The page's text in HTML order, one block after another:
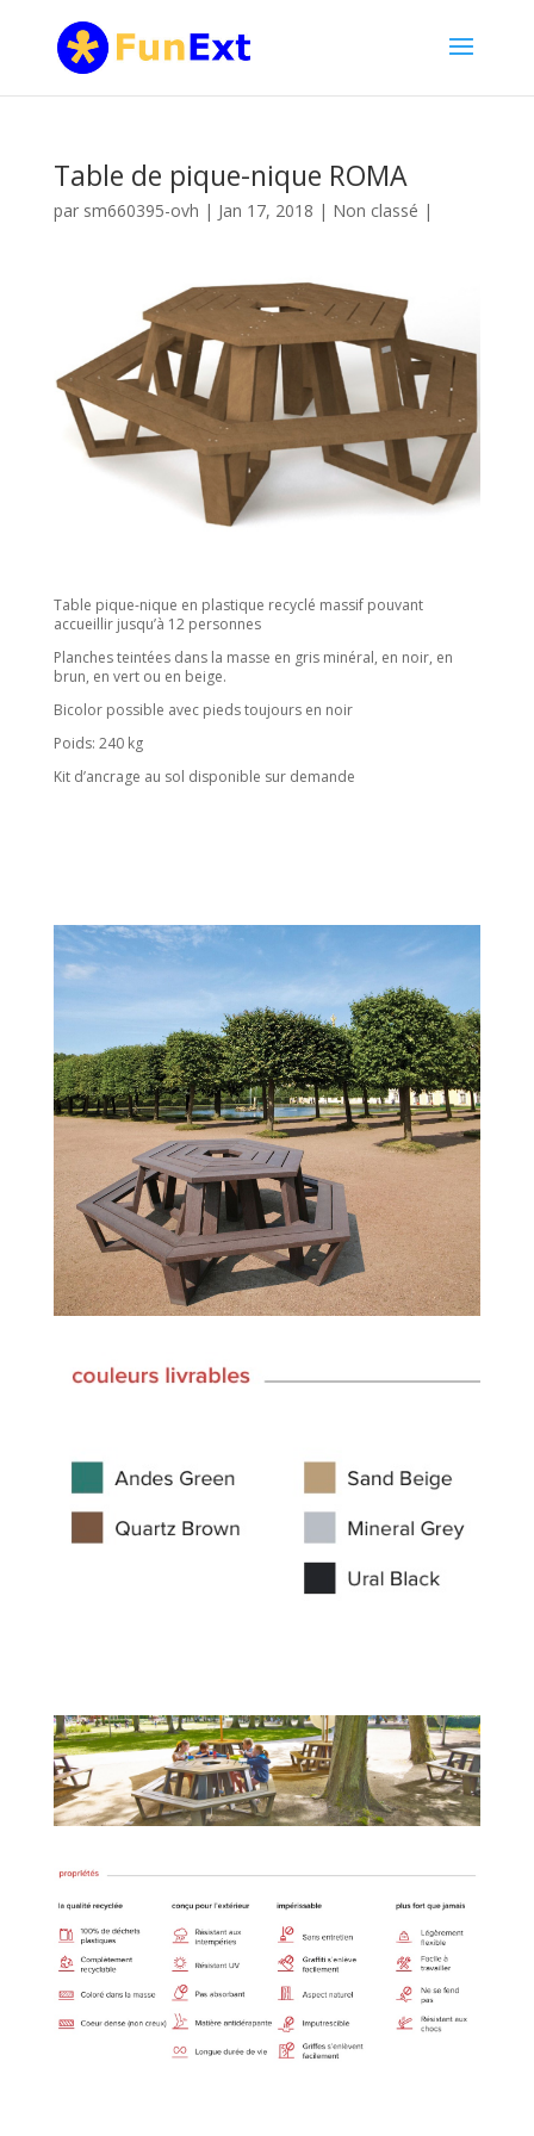
Table de pique-nique ROMA
par sm660395-ovh | Jan 17, 2018 | Non classé |
Table pique-nique en plastique recyclé massif pouvant
accueillir jusqu’à 12 personnes
Planches teintées dans la masse en gris minéral, en noir, en
brun, en vert ou en beige.
Bicolor possible avec pieds toujours en noir
Poids: 240 kg
Kit d’ancrage au sol disponible sur demande